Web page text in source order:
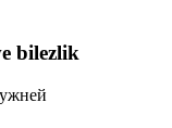
bilezlik